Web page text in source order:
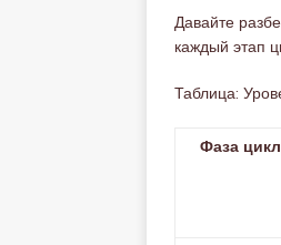
Давайте
каждый этап
Таблица:
Фаза